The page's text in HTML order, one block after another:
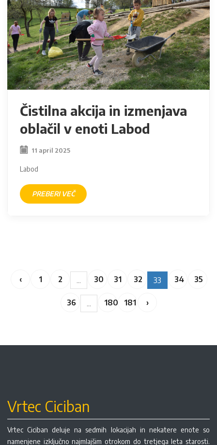
Čistilna akcija in izmenjava
oblačil v enoti Labod
11 april 2025
Labod
PREBERI VEČ
‹ 1 2 ... 30 31 32 33 34 35
36 ... 180 181 ›
Vrtec Ciciban
Vrtec Ciciban deluje na sedmih lokacijah in nekatere enote so
namenjene izključno najmlajšim otrokom do tretjega leta starosti.